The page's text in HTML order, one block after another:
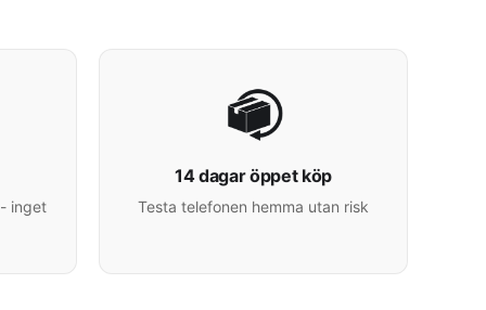
inget
14 dagar öppet köp
Testa telefonen hemma utan risk